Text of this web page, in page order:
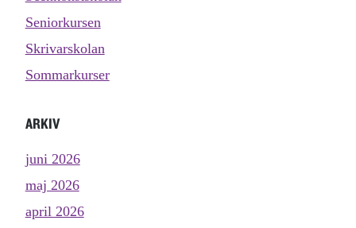
Seniorkursen
Skrivarskolan
Sommarkurser
ARKIV
juni 2026
maj 2026
april 2026